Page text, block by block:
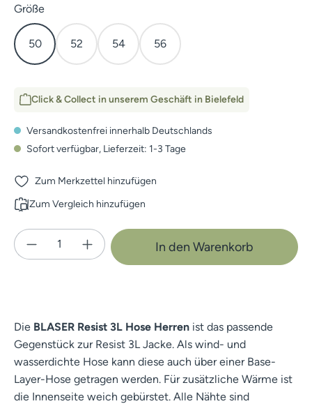
Größeauswählen
50 52 54 56
Click & Collect in unserem Geschäft in Bielefeld
Versandkostenfrei innerhalb Deutschlands
Sofort verfügbar, Lieferzeit: 1-3 Tage
Zum Merkzettel hinzufügen
Zum Vergleich hinzufügen
Produkt Anzahl: Gib den gewünschten
In den Warenkorb
Die BLASER Resist 3L Hose Herren ist das passende
Gegenstück zur Resist 3L Jacke. Als wind- und
wasserdichte Hose kann diese auch über einer Base-
Layer-Hose getragen werden. Für zusätzliche Wärme ist
die Innenseite weich gebürstet. Alle Nähte sind